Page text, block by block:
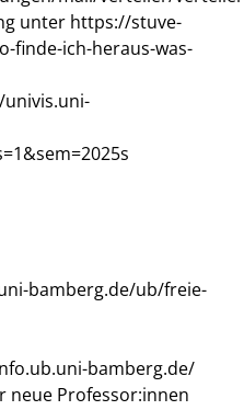
unter https://stuve-
finde-ich-heraus-was-
bamberg.de/ub/freie-
bamberg.de/
neue Professor:innen